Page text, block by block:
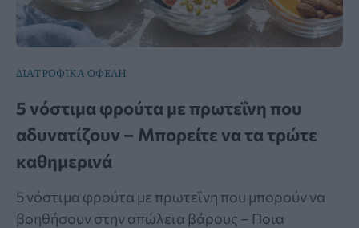
ΔΙΑΤΡΟΦΙΚΑ ΟΦΕΛΗ
5 νόστιμα φρούτα με πρωτεΐνη που
αδυνατίζουν – Μπορείτε να τα τρώτε
καθημερινά
5 νόστιμα φρούτα με πρωτεΐνη που μπορούν να
βοηθήσουν στην απώλεια βάρους – Ποια